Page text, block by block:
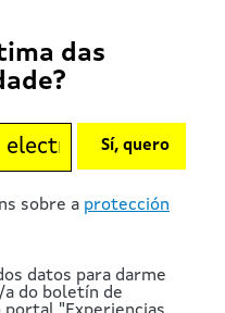
das
sobre a protección
datos para darme
do boletín de
Sí, quero